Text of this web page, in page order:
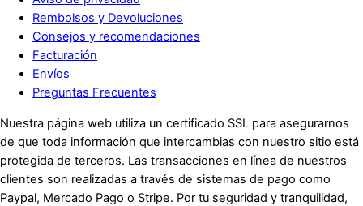
Rembolsos y Devoluciones
Consejos y recomendaciones
Facturación
Envíos
Preguntas Frecuentes
Nuestra página web utiliza un certificado SSL para asegurarnos
de que toda información que intercambias con nuestro sitio está
protegida de terceros. Las transacciones en línea de nuestros
clientes son realizadas a través de sistemas de pago como
Paypal, Mercado Pago o Stripe. Por tu seguridad y tranquilidad,